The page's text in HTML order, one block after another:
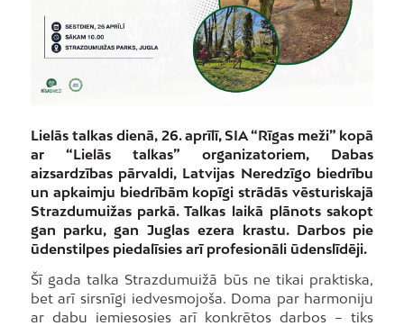
Lielās talkas dienā, 26. aprīlī, SIA “Rīgas meži” kopā
ar “Lielās talkas” organizatoriem, Dabas
aizsardzības pārvaldi, Latvijas Neredzīgo biedrību
un apkaimju biedrībām kopīgi strādās vēsturiskajā
Strazdumuižas parkā. Talkas laikā plānots sakopt
gan parku, gan Juglas ezera krastu. Darbos pie
ūdenstilpes piedalīsies arī profesionāli ūdenslīdēji.
Šī gada talka Strazdumuižā būs ne tikai praktiska,
bet arī sirsnīgi iedvesmojoša. Doma par harmoniju
ar dabu iemiesosies arī konkrētos darbos – tiks